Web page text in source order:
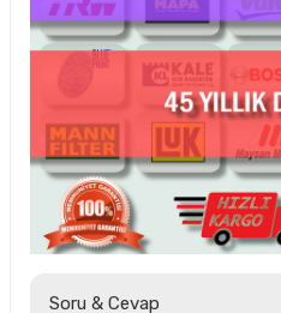
Soru & Cevap